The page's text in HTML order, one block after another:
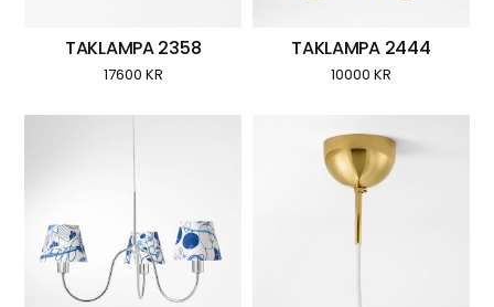
TAKLAMPA 2358
17600 KR
TAKLAMPA 2444
10000 KR